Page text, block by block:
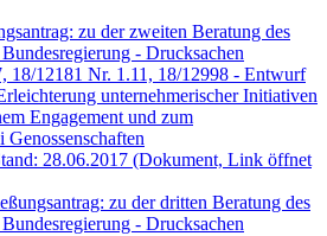
zu der zweiten Beratung des
- Drucksachen
18/12181 Nr. 1.11, 18/12998 - Entwurf
unternehmerischer Initiativen
Engagement und zum
28.06.2017 (Dokument, Link öffnet
zu der dritten Beratung des
- Drucksachen